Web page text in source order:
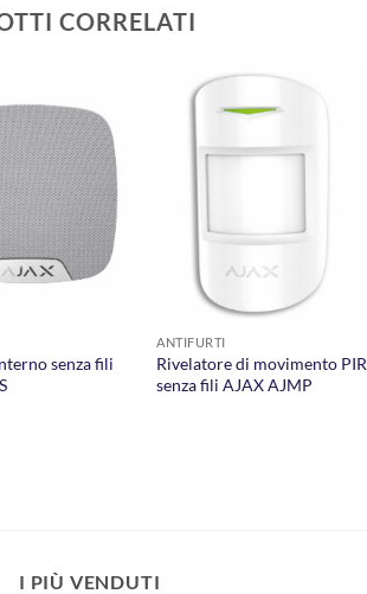
CORRELATI
AGGIUNGI
ALLA
LISTA DEI
DESIDERI
senza fili
ALLA
ANTIFURTI
Rivelatore di movimento PIR
senza fili AJAX AJMP
I PIÙ VENDUTI